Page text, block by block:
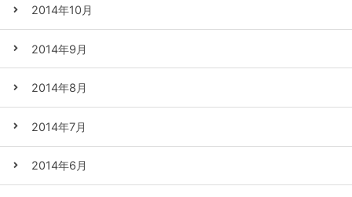
2014年10月
2014年9月
2014年8月
2014年7月
2014年6月